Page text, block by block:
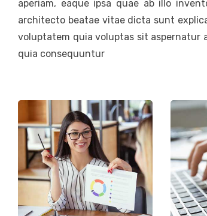
aperiam, eaque ipsa quae ab illo
architecto beatae vitae dicta sunt
voluptatem quia voluptas sit
quia consequuntur